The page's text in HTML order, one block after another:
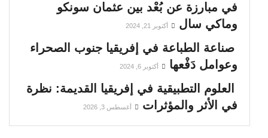
في مبارزة عن بُعْد بين عثمان سونكو
وماكي سال
أكتوبر 21, 2024
صناعة الطباعة في إفريقيا جنوب الصحراء
وعوامل دَفْعها
أكتوبر 6, 2024
العلوم التطبيقية في إفريقيا القديمة: نظرة
في الأثر والمؤثرات
أغسطس 3, 2026